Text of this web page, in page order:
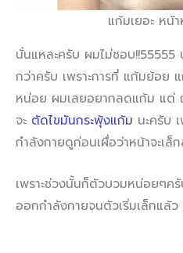
แก้มเยอะ หน้
นั่นแหละครับ ผมไม่ชอบ
กว่าครับ เพราะการที่ แก้มย้อย
หน่อย ผมเลยอยากลดแก้ม แ
จะ ตัดไขมันกระพุ้งแก้ม นะครับ
กำลังกายดูก่อนเผื่อว่าหน้าจะเล็
เพราะช่วงนั้นก็ตัวบวมหน่อยๆ
ออกกำลังกายจนตัวเริ่มเล็กแล้ว